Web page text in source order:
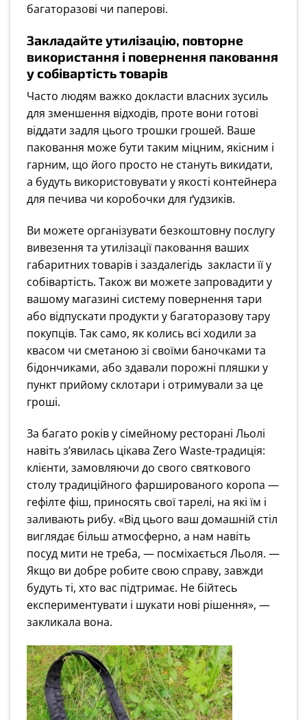
багаторазові чи паперові.
Закладайте утилізацію, повторне
використання і повернення паковання
у собівартість товарів
Часто людям важко докласти власних зусиль
для зменшення відходів, проте вони готові
віддати задля цього трошки грошей. Ваше
паковання може бути таким міцним, якісним і
гарним, що його просто не стануть викидати,
а будуть використовувати у якості контейнера
для печива чи коробочки для ґудзиків.
Ви можете організувати безкоштовну послугу
вивезення та утилізації паковання ваших
габаритних товарів і заздалегідь закласти її у
собівартість. Також ви можете запровадити у
вашому магазині систему повернення тари
або відпускати продукти у багаторазову тару
покупців. Так само, як колись всі ходили за
квасом чи сметаною зі своїми баночками та
бідончиками, або здавали порожні пляшки у
пункт прийому склотари і отримували за це
гроші.
За багато років у сімейному ресторані Льолі
навіть з’явилась цікава Zero Waste-традиція:
клієнти, замовляючи до свого святкового
столу традиційного фаршированого коропа —
гефілте фіш, приносять свої тарелі, на які їм і
заливають рибу. «Від цього ваш домашній стіл
виглядає більш атмосферно, а нам навіть
посуд мити не треба, — посміхається Льоля. —
Якщо ви добре робите свою справу, завжди
будуть ті, хто вас підтримає. Не бійтесь
експериментувати і шукати нові рішення», —
закликала вона.